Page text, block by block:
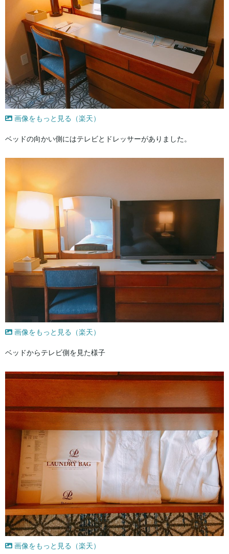
画像をもっと見る（楽天）
ベッドの向かい側にはテレビとドレッサーがありました。
画像をもっと見る（楽天）
ベッドからテレビ側を見た様子
画像をもっと見る（楽天）